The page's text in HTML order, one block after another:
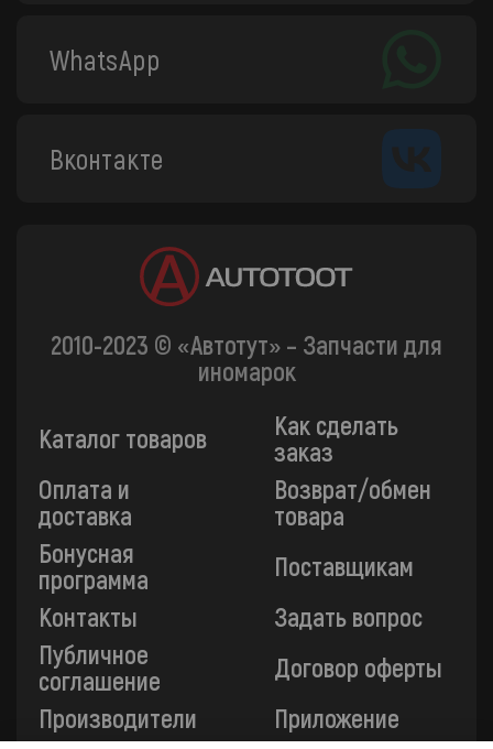
WhatsApp
Вконтакте
2010-2023 © «Автотут» – Запчасти для
иномарок
Каталог товаров
Как сделать
заказ
Оплата и
доставка
Возврат/обмен
товара
Бонусная
программа
Поставщикам
Контакты
Задать вопрос
Публичное
соглашение
Договор оферты
Производители
Приложение